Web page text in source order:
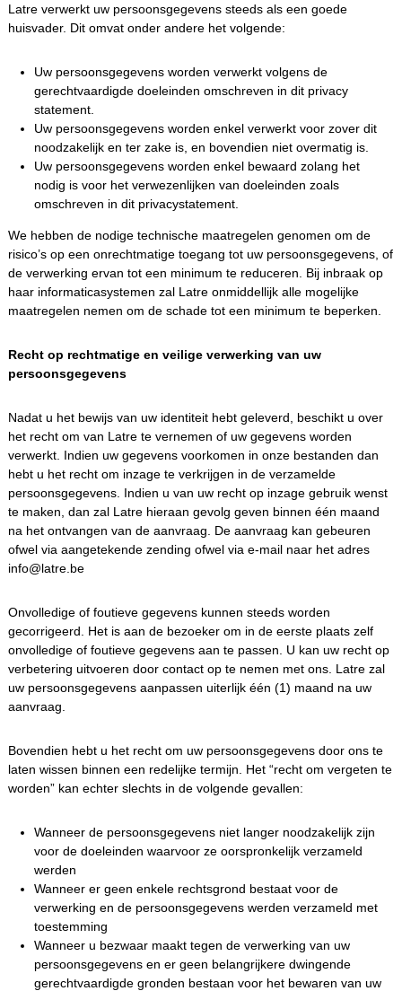
Latre verwerkt uw persoonsgegevens steeds als een goede
huisvader. Dit omvat onder andere het volgende:
Uw persoonsgegevens worden verwerkt volgens de
gerechtvaardigde doeleinden omschreven in dit privacy
statement.
Uw persoonsgegevens worden enkel verwerkt voor zover dit
noodzakelijk en ter zake is, en bovendien niet overmatig is.
Uw persoonsgegevens worden enkel bewaard zolang het
nodig is voor het verwezenlijken van doeleinden zoals
omschreven in dit privacystatement.
We hebben de nodige technische maatregelen genomen om de
risico’s op een onrechtmatige toegang tot uw persoonsgegevens, of
de verwerking ervan tot een minimum te reduceren. Bij inbraak op
haar informaticasystemen zal Latre onmiddellijk alle mogelijke
maatregelen nemen om de schade tot een minimum te beperken.
Recht op rechtmatige en veilige verwerking van uw
persoonsgegevens
Nadat u het bewijs van uw identiteit hebt geleverd, beschikt u over
het recht om van Latre te vernemen of uw gegevens worden
verwerkt. Indien uw gegevens voorkomen in onze bestanden dan
hebt u het recht om inzage te verkrijgen in de verzamelde
persoonsgegevens. Indien u van uw recht op inzage gebruik wenst
te maken, dan zal Latre hieraan gevolg geven binnen één maand
na het ontvangen van de aanvraag. De aanvraag kan gebeuren
ofwel via aangetekende zending ofwel via e-mail naar het adres
info@latre.be
Onvolledige of foutieve gegevens kunnen steeds worden
gecorrigeerd. Het is aan de bezoeker om in de eerste plaats zelf
onvolledige of foutieve gegevens aan te passen. U kan uw recht op
verbetering uitvoeren door contact op te nemen met ons. Latre zal
uw persoonsgegevens aanpassen uiterlijk één (1) maand na uw
aanvraag.
Bovendien hebt u het recht om uw persoonsgegevens door ons te
laten wissen binnen een redelijke termijn. Het “recht om vergeten te
worden” kan echter slechts in de volgende gevallen:
Wanneer de persoonsgegevens niet langer noodzakelijk zijn
voor de doeleinden waarvoor ze oorspronkelijk verzameld
werden
Wanneer er geen enkele rechtsgrond bestaat voor de
verwerking en de persoonsgegevens werden verzameld met
toestemming
Wanneer u bezwaar maakt tegen de verwerking van uw
persoonsgegevens en er geen belangrijkere dwingende
gerechtvaardigde gronden bestaan voor het bewaren van uw